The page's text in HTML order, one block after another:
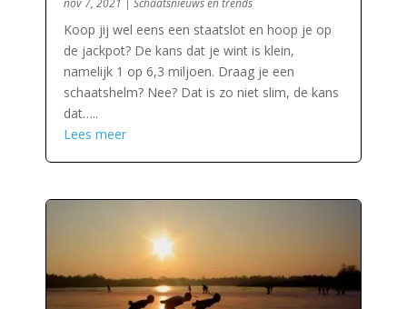
nov 7, 2021 | Schaatsnieuws en trends
Koop jij wel eens een staatslot en hoop je op
de jackpot? De kans dat je wint is klein,
namelijk 1 op 6,3 miljoen. Draag je een
schaatshelm? Nee? Dat is zo niet slim, de kans
dat…..
Lees meer